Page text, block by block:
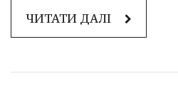
ЧИТАТИ ДАЛІ